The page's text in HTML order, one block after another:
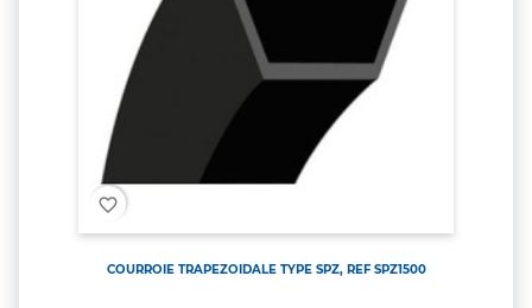
favorite_border
COURROIE TRAPEZOIDALE TYPE SPZ, REF SPZ1500